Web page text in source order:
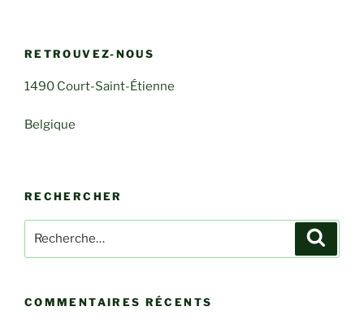
RETROUVEZ-NOUS
1490 Court-Saint-Étienne
Belgique
RECHERCHER
pour
COMMENTAIRES RÉCENTS